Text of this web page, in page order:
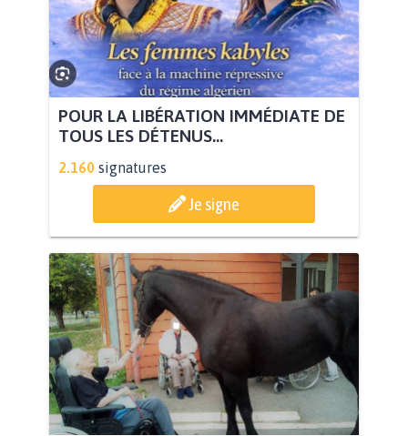
POUR LA LIBÉRATION IMMÉDIATE DE
TOUS LES DÉTENUS...
2.160 signatures
Je signe